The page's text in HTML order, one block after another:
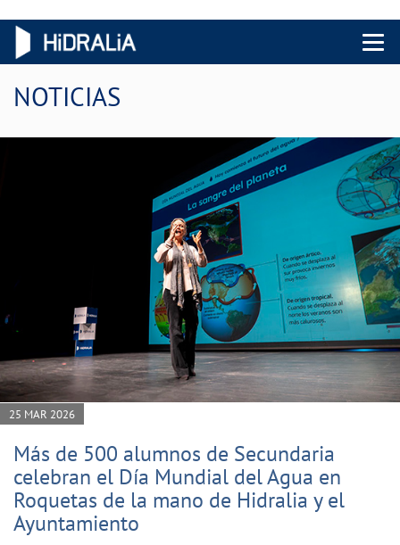
Menu
NOTICIAS
25 MAR 2026
Más de 500 alumnos de Secundaria
celebran el Día Mundial del Agua en
Roquetas de la mano de Hidralia y el
Ayuntamiento